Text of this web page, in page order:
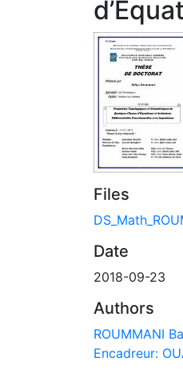
Files
Date
2018-09-23
Authors
ROUMMANI
Encadreur: